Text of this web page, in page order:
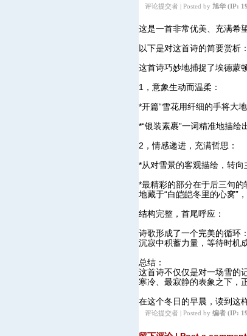
评论提交者 | Posted by 旭华 (IP:
这是一首非常优美、充满希
以下是对这首诗的简要赏析：
这首诗巧妙地捕捉了埃德蒙
1，意象生动而温柔：
*开篇“雪花用纤细的手将大
*“银装素裹”一词精准地描绘
2，情感递进，充满哲思：
*从对雪景的客观描绘，转向
*最精彩的部分在于后三句的
地藏于“白皑皑冬里的心窝”
结构完整，首尾呼应：
诗歌形成了一个完美的循环
沉寂中积蓄力量，等待时机
总结：
这首诗不仅仅是对一场雪的
寒冷、最寂静的表象之下，
在这个冬日的早晨，读到这
评论提交者 | Posted by 编者 (IP: